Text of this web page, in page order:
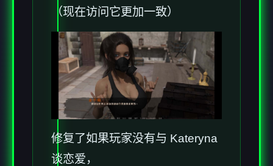
（现在访问它更加一致）
修复了如果玩家没有与 Kateryna
谈恋爱，